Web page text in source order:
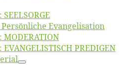
Evangelisation
MODERATION
PREDIGEN